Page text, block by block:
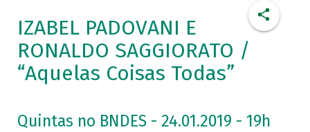
IZABEL PADOVANI E
RONALDO SAGGIORATO /
“Aquelas Coisas Todas”
Quintas no BNDES - 24.01.2019 - 19h